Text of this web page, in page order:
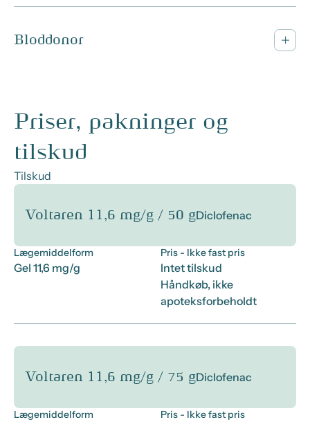
Bloddonor
Priser, pakninger og
tilskud
Tilskud
Voltaren 11,6 mg/g / 50 gDiclofenac
Lægemiddelform
Gel 11,6 mg/g
Pris - Ikke fast pris
Intet tilskud
Håndkøb, ikke
apoteksforbeholdt
Voltaren 11,6 mg/g / 75 gDiclofenac
Lægemiddelform Pris - Ikke fast pris